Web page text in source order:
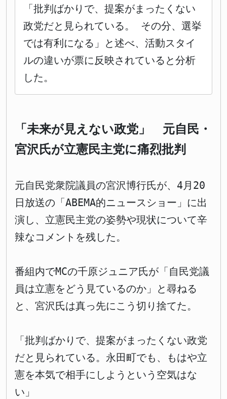
「批判ばかりで、提案がまったくない
政党だと見られている。 その分、選挙
では有利になる」と述べ、活動スタイ
ルの違いが票に反映されていると分析
した。
「未来が見えない政党」 元自民・
宮沢氏が立憲民主党に痛烈批判
元自民党衆院議員の宮沢博行氏が、4月20
日放送の「ABEMA的ニュースショー」に出
演し、立憲民主党の姿勢や現状について辛
辣なコメントを残した。
番組内でMCの千原ジュニア氏が「自民党議
員は立憲をどう見ているのか」と尋ねる
と、宮沢氏は真っ先にこう切り捨てた。
「批判ばかりで、提案がまったくない政党
だと見られている。永田町でも、もはや立
憲を本気で相手にしようという空気はな
い」